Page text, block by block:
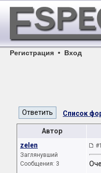
Регистрация • Вход
Список
Автор
zelen
Заглянувший
Сообщения: 3